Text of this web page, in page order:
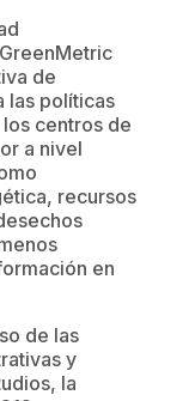
de
las políticas
centros de
a nivel
recursos
en
de las
y
la